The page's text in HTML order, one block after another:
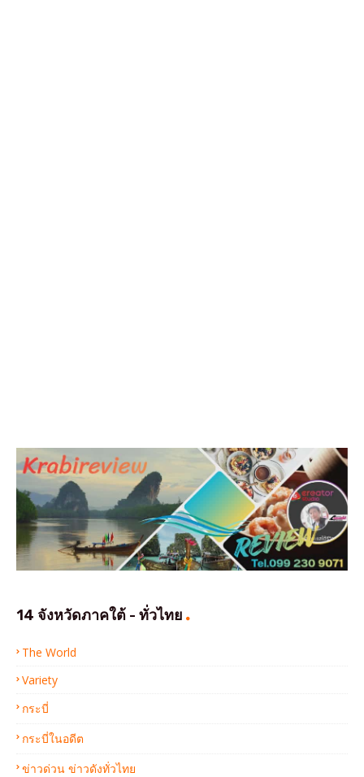
14 จังหวัดภาคใต้ - ทั่วไทย
The World
Variety
กระบี่
กระบี่ในอดีต
ข่าวด่วน ข่าวดังทั่วไทย